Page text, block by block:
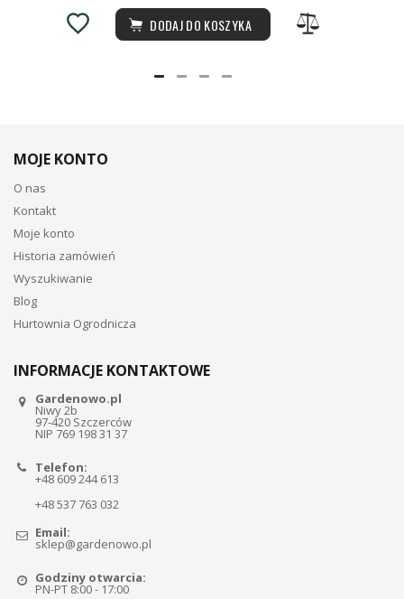
DODAJ DO KOSZYKA
MOJE KONTO
O nas
Kontakt
Moje konto
Historia zamówień
Wyszukiwanie
Blog
Hurtownia Ogrodnicza
INFORMACJE KONTAKTOWE
Gardenowo.pl
Niwy 2b
97-420 Szczerców
NIP 769 198 31 37
Telefon:
+48 609 244 613
+48 537 763 032
Email:
sklep@gardenowo.pl
Godziny otwarcia:
PN-PT 8:00 - 17:00